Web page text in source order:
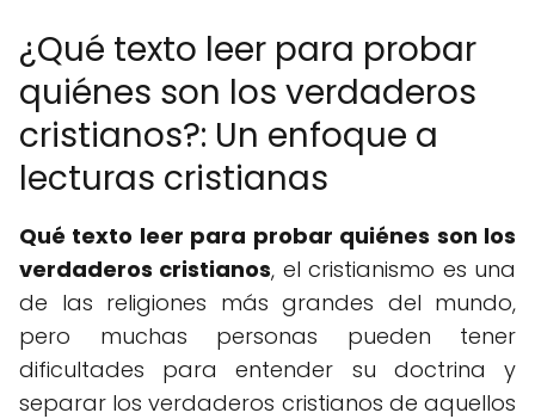
¿Qué texto leer para probar
quiénes son los verdaderos
cristianos?: Un enfoque a
lecturas cristianas
Qué texto leer para probar quiénes son los
verdaderos cristianos, el cristianismo es una
de las religiones más grandes del mundo,
pero muchas personas pueden tener
dificultades para entender su doctrina y
separar los verdaderos cristianos de aquellos